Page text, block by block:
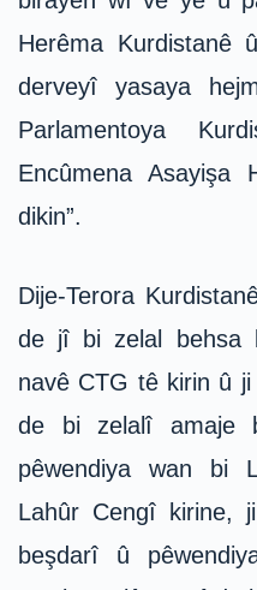
Herêma Kurdistanê
derveyî yasaya
Parlamentoya
Encûmena Asayişa
dikin”.
Dije-Terora
de jî bi zelal behsa
navê CTG tê kirin û
de bi zelalî amaje
pêwendiya wan bi
Lahûr Cengî kirine,
beşdarî û